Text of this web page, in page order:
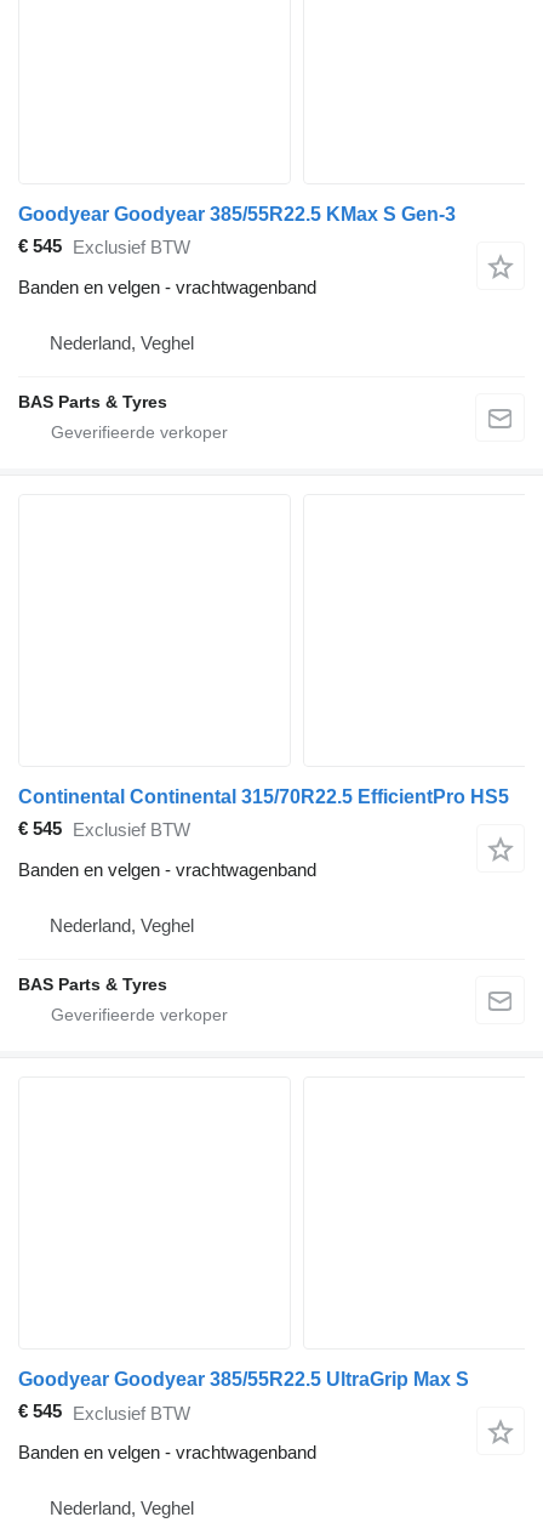
Goodyear Goodyear 385/55R22.5 KMax S Gen-3
€ 545 Exclusief BTW
Banden en velgen - vrachtwagenband
Nederland, Veghel
BAS Parts & Tyres
Continental Continental 315/70R22.5 EfficientPro HS5
€ 545 Exclusief BTW
Banden en velgen - vrachtwagenband
Nederland, Veghel
BAS Parts & Tyres
Goodyear Goodyear 385/55R22.5 UltraGrip Max S
€ 545 Exclusief BTW
Banden en velgen - vrachtwagenband
Nederland, Veghel